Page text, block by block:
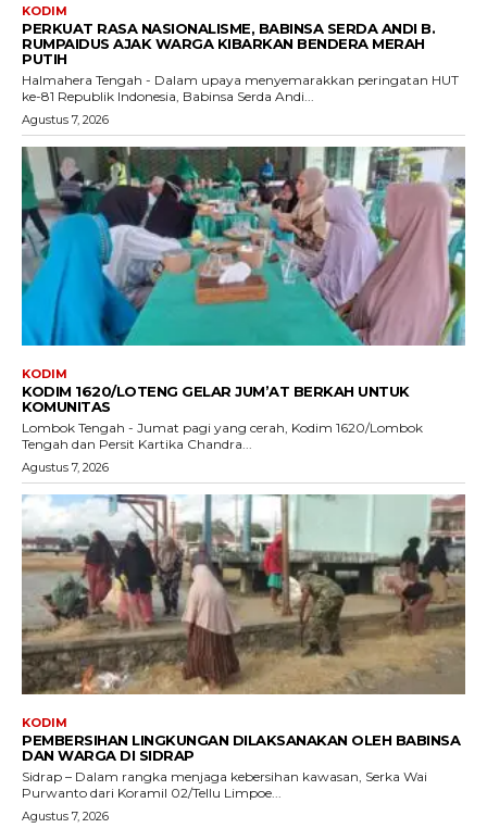
KODIM
PERKUAT RASA NASIONALISME, BABINSA SERDA ANDI B.
RUMPAIDUS AJAK WARGA KIBARKAN BENDERA MERAH
PUTIH
Halmahera Tengah - Dalam upaya menyemarakkan peringatan HUT
ke-81 Republik Indonesia, Babinsa Serda Andi...
Agustus 7, 2026
KODIM
KODIM 1620/LOTENG GELAR JUM’AT BERKAH UNTUK
KOMUNITAS
Lombok Tengah - Jumat pagi yang cerah, Kodim 1620/Lombok
Tengah dan Persit Kartika Chandra...
Agustus 7, 2026
KODIM
PEMBERSIHAN LINGKUNGAN DILAKSANAKAN OLEH BABINSA
DAN WARGA DI SIDRAP
Sidrap – Dalam rangka menjaga kebersihan kawasan, Serka Wai
Purwanto dari Koramil 02/Tellu Limpoe...
Agustus 7, 2026